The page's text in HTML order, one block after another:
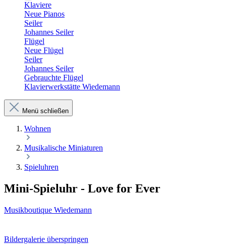
Klaviere
Neue Pianos
Seiler
Johannes Seiler
Flügel
Neue Flügel
Seiler
Johannes Seiler
Gebrauchte Flügel
Klavierwerkstätte Wiedemann
Menü schließen
Wohnen
Musikalische Miniaturen
Spieluhren
Mini-Spieluhr - Love for Ever
Musikboutique Wiedemann
Bildergalerie überspringen